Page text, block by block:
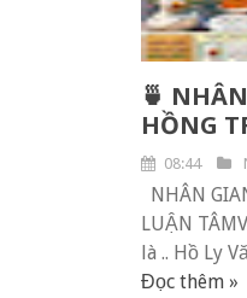
🍵
HỒNG
08:44
NHÂN
LUẬN
là .. Hồ Ly
Đọc thêm »